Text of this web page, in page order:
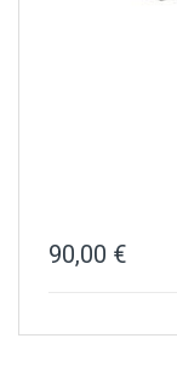
90,00 €